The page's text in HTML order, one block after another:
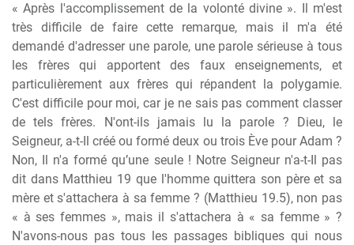
« Après l'accomplissement de la volonté divine ». Il m'est
très difficile de faire cette remarque, mais il m'a été
demandé d'adresser une parole, une parole sérieuse à tous
les frères qui apportent des faux enseignements, et
particulièrement aux frères qui répandent la polygamie.
C'est difficile pour moi, car je ne sais pas comment classer
de tels frères. N'ont-ils jamais lu la parole ? Dieu, le
Seigneur, a-t-Il créé ou formé deux ou trois Ève pour Adam ?
Non, Il n'a formé qu’une seule ! Notre Seigneur n'a-t-Il pas
dit dans Matthieu 19 que l'homme quittera son père et sa
mère et s'attachera à sa femme ? (Matthieu 19.5), non pas
« à ses femmes », mais il s'attachera à « sa femme » ?
N'avons-nous pas tous les passages bibliques qui nous